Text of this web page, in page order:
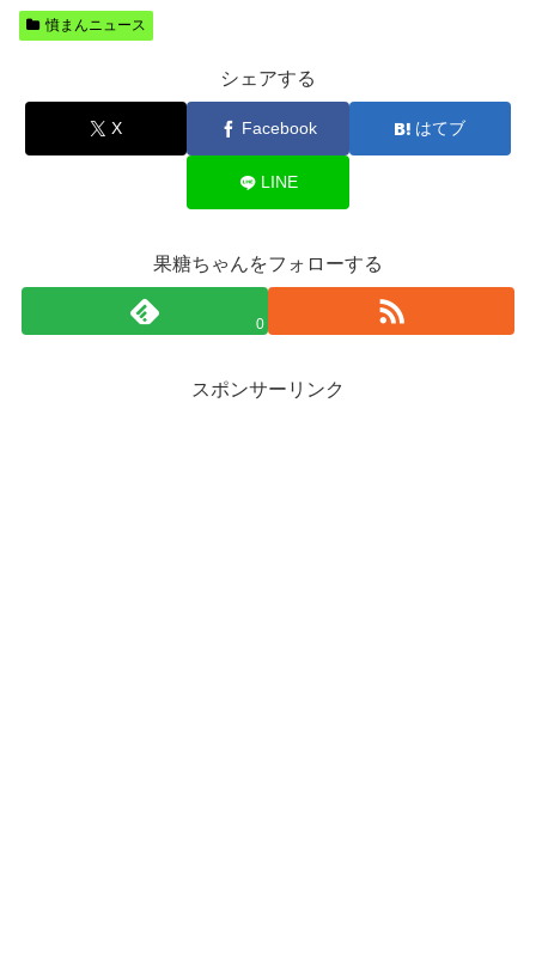
憤まんニュース
シェアする
X Facebook はてブ
LINE
果糖ちゃんをフォローする
0
スポンサーリンク